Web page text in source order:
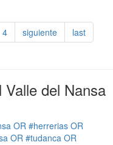
4 siguiente last
del Nansa
OR #herrerias OR
OR #tudanca OR